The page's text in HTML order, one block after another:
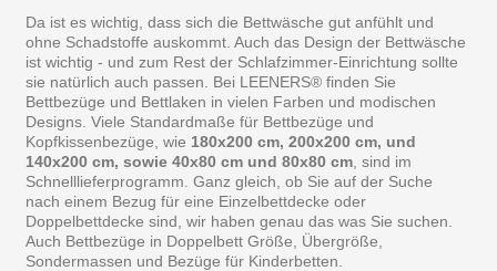
Da ist es wichtig, dass sich die Bettwäsche gut anfühlt und
ohne Schadstoffe auskommt. Auch das Design der Bettwäsche
ist wichtig - und zum Rest der Schlafzimmer-Einrichtung sollte
sie natürlich auch passen. Bei LEENERS® finden Sie
Bettbezüge und Bettlaken in vielen Farben und modischen
Designs. Viele Standardmaße für Bettbezüge und
Kopfkissenbezüge, wie 180x200 cm, 200x200 cm, und
140x200 cm, sowie 40x80 cm und 80x80 cm , sind im
Schnelllieferprogramm. Ganz gleich, ob Sie auf der Suche
nach einem Bezug für eine Einzelbettdecke oder
Doppelbettdecke sind, wir haben genau das was Sie suchen.
Auch Bettbezüge in Doppelbett Größe, Übergröße,
Sondermassen und Bezüge für Kinderbetten.